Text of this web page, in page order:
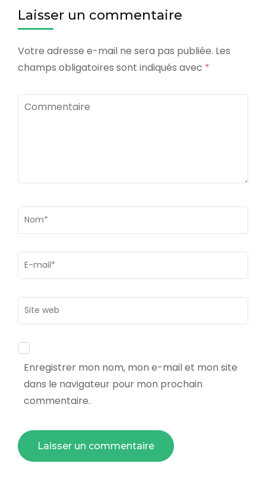
Laisser un commentaire
Votre adresse e-mail ne sera pas publiée. Les
champs obligatoires sont indiqués avec *
Commentaire
Nom*
Email*
Site
web
Enregistrer mon nom, mon e-mail et mon site
dans le navigateur pour mon prochain
commentaire.